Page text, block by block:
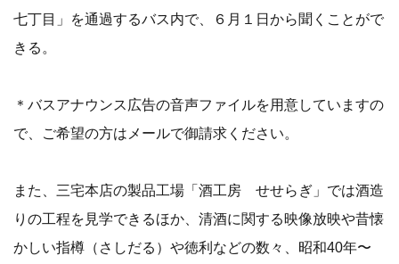
七丁目」を通過するバス内で、６月１日から聞くことがで
きる。
＊バスアナウンス広告の音声ファイルを用意していますの
で、ご希望の方はメールで御請求ください。
また、三宅本店の製品工場「酒工房 せせらぎ」では酒造
りの工程を見学できるほか、清酒に関する映像放映や昔懐
かしい指樽（さしだる）や徳利などの数々、昭和40年〜